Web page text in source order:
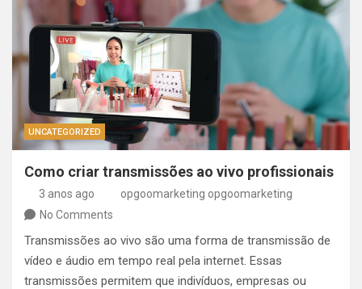
UNCATEGORIZED
Como criar transmissões ao vivo profissionais
3 anos ago
opgoomarketing opgoomarketing
No Comments
Transmissões ao vivo são uma forma de transmissão de
vídeo e áudio em tempo real pela internet. Essas
transmissões permitem que indivíduos, empresas ou